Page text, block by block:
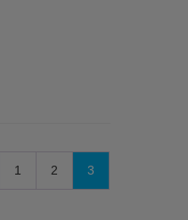
1 2 3